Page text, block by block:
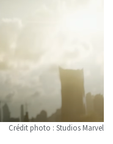
Crédit photo : Studios Marvel